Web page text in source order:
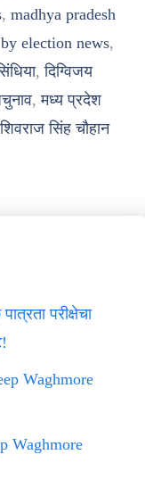
, madhya pradesh
election news,
,दिग्विजय
,मध्य प्रदेश
शिवराज सिंह चौहान
परीक्षेचा
Waghmore
Waghmore